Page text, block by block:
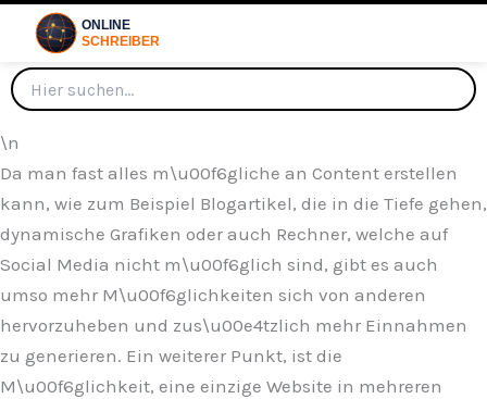
\n
Da man fast alles m\u00f6gliche an Content erstellen
kann, wie zum Beispiel Blogartikel, die in die Tiefe gehen,
dynamische Grafiken oder auch Rechner, welche auf
Social Media nicht m\u00f6glich sind, gibt es auch
umso mehr M\u00f6glichkeiten sich von anderen
hervorzuheben und zus\u00e4tzlich mehr Einnahmen
zu generieren. Ein weiterer Punkt, ist die
M\u00f6glichkeit, eine einzige Website in mehreren